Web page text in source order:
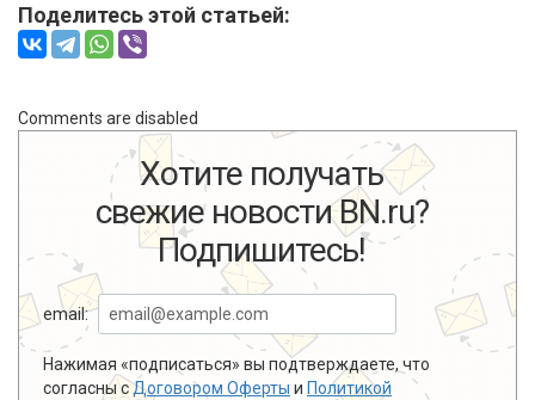
Поделитесь этой статьей:
Comments are disabled
Хотите получать
свежие новости BN.ru?
Подпишитесь!
email:
Нажимая «подписаться» вы подтверждаете, что
согласны сДоговором Оферты и Политикой